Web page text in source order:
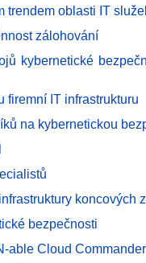
trendem oblasti IT
zálohování
kybernetické
firemní IT infrastrukturu
na kybernetickou
koncových
bezpečnosti
able Cloud Commander